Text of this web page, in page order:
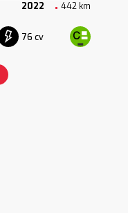
2022 442 km
76 cv